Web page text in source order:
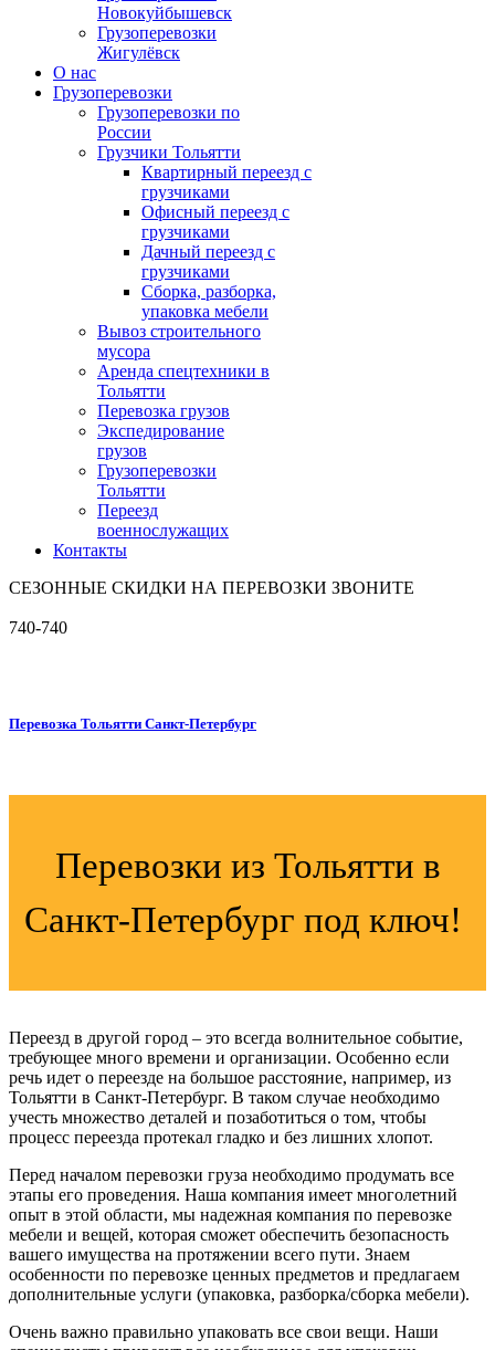
Новокуйбышевск
Грузоперевозки
Жигулёвск
О нас
Грузоперевозки
Грузоперевозки по
России
Грузчики Тольятти
Квартирный переезд с
грузчиками
Офисный переезд с
грузчиками
Дачный переезд с
грузчиками
Сборка, разборка,
упаковка мебели
Вывоз строительного
мусора
Аренда спецтехники в
Тольятти
Перевозка грузов
Экспедирование
грузов
Грузоперевозки
Тольятти
Переезд
военнослужащих
Контакты
СЕЗОННЫЕ СКИДКИ НА ПЕРЕВОЗКИ ЗВОНИТЕ
740-740
Перевозка Тольятти Санкт-Петербург
Перевозки из Тольятти в
Санкт-Петербург под ключ!
Переезд в другой город – это всегда волнительное событие,
требующее много времени и организации. Особенно если
речь идет о переезде на большое расстояние, например, из
Тольятти в Санкт-Петербург. В таком случае необходимо
учесть множество деталей и позаботиться о том, чтобы
процесс переезда протекал гладко и без лишних хлопот.
Перед началом перевозки груза необходимо продумать все
этапы его проведения. Наша компания имеет многолетний
опыт в этой области, мы надежная компания по перевозке
мебели и вещей, которая сможет обеспечить безопасность
вашего имущества на протяжении всего пути. Знаем
особенности по перевозке ценных предметов и предлагаем
дополнительные услуги (упаковка, разборка/сборка мебели).
Очень важно правильно упаковать все свои вещи. Наши